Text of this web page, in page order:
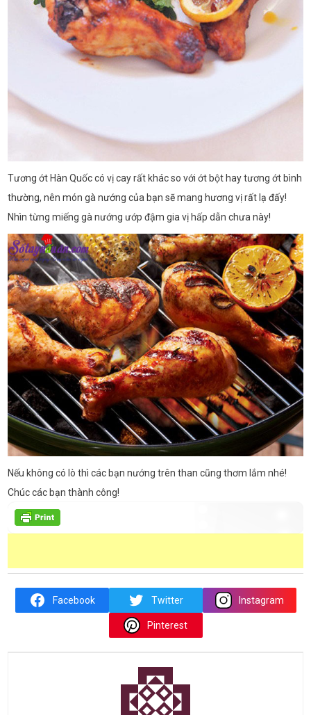
Tương ớt Hàn Quốc có vị cay rất khác so với ớt bột hay tương ớt bình
thường, nên món gà nướng của bạn sẽ mang hương vị rất lạ đấy!
Nhìn từng miếng gà nướng ướp đậm gia vị hấp dẫn chưa này!
Nếu không có lò thì các bạn nướng trên than cũng thơm lắm nhé!
Chúc các bạn thành công!
Facebook Twitter Instagram
Pinterest